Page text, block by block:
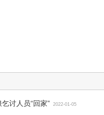
讨人员“回家” 2022-01-05